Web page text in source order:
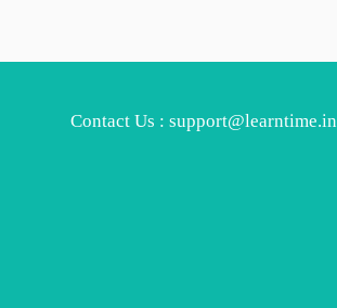
Contact Us : support@learntime.in